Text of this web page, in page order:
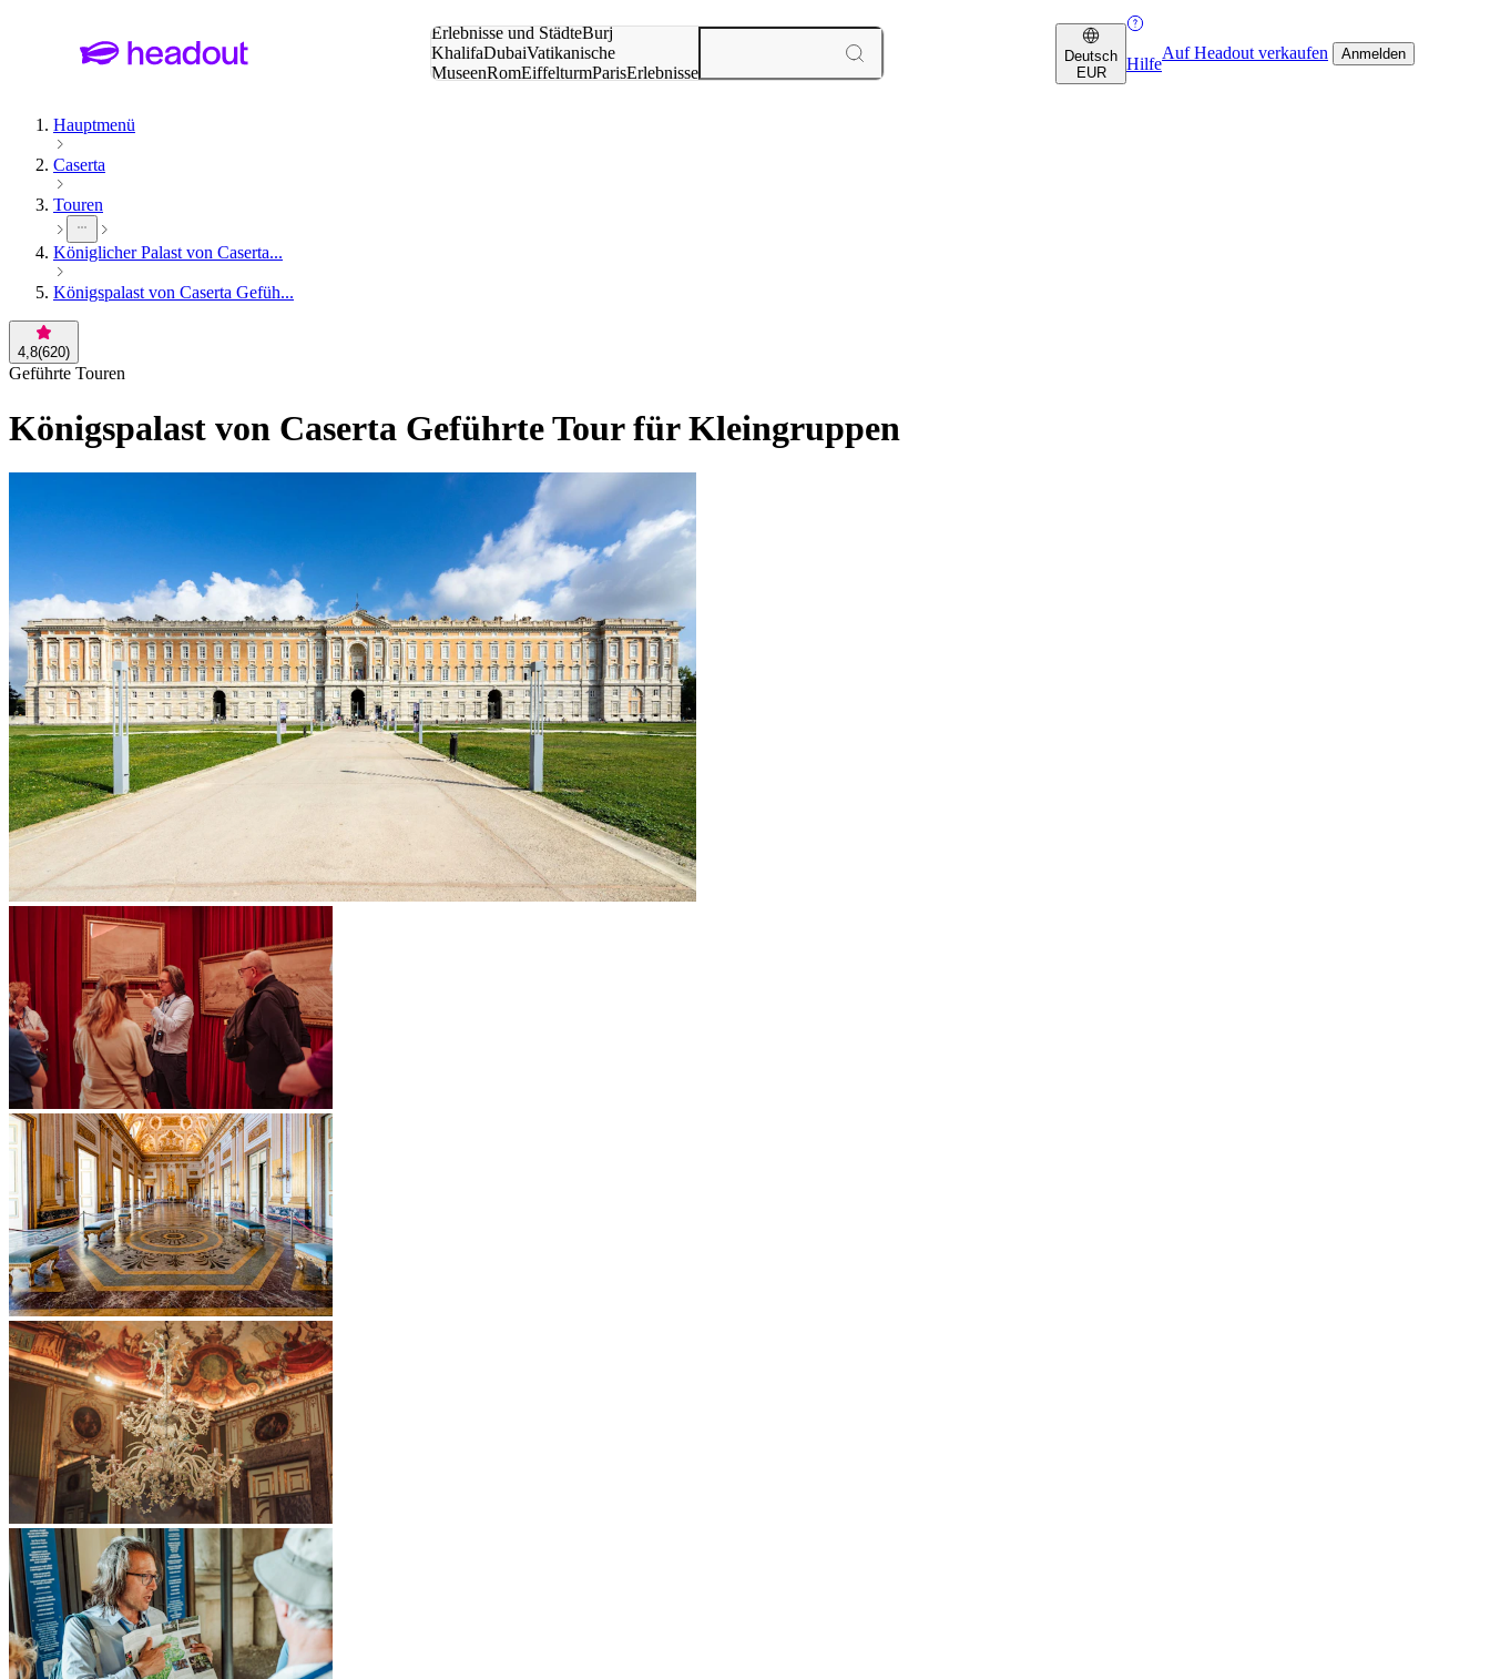
Erlebnisse und StädteBurj
KhalifaDubaiVatikanische
MuseenRomEiffelturmParisErlebnisse
Deutsch
EUR
Hilfe
Auf Headout verkaufen Anmelden
Hauptmenü
Caserta
Touren
Königlicher Palast von Caserta...
Königspalast von Caserta Gefüh...
4,8(620)
Geführte Touren
Königspalast von Caserta Geführte Tour für Kleingruppen